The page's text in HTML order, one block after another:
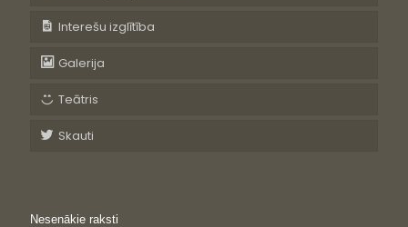
Interešu izglītība
Galerija
Teātris
Skauti
Nesenākie raksti